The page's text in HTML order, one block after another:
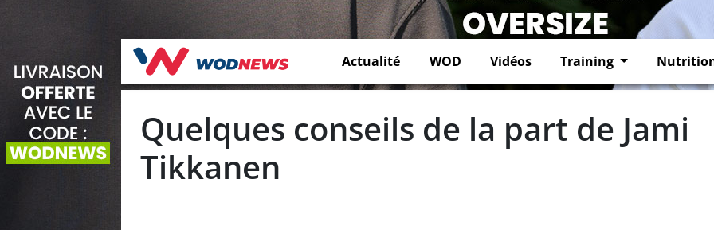
Actualité WOD Vidéos Training
Quelques conseils de la part de Jami
Tikkanen